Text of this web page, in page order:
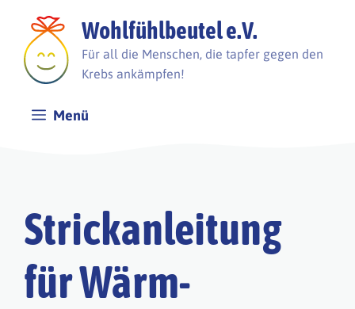
Inhalt
springen
Wohlfühlbeutel e.V.
Für all die Menschen, die tapfer gegen den
Krebs ankämpfen!
Menü
Strick­an­lei­tung
für Wärm­